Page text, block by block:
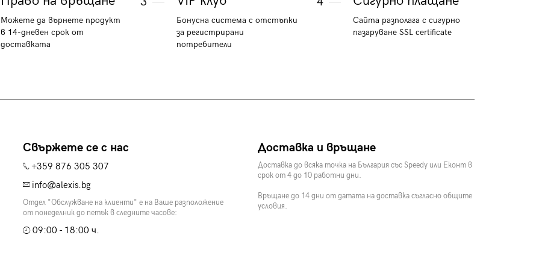
Можете да върнете продукт
в 14-дневен срок от
доставката
Бонусна система с отстъпки
за регистрирани
потребители
Сайта разполага с сигурно
пазаруване SSL certificate
Свържете се с нас
+359 876 305 307
info@alexis.bg
Отдел "Обслужване на клиенти" е на Ваше разположение
от понеделник до петък в следните часове:
09:00 - 18:00 ч.
Доставка и връщане
Доставка до всяка точка на България със Speedy или Еконт в
срок от 4 до 10 работни дни.
Връщане до 14 дни от датата на доставка съгласно общите
условия.